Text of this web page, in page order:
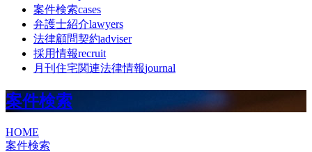
案件検索cases
弁護士紹介lawyers
法律顧問契約adviser
採用情報recruit
月刊住宅関連法律情報journal
案件検索
HOME
案件検索